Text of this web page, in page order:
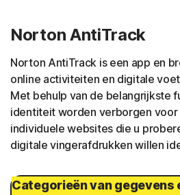
Norton AntiTrack
Norton AntiTrack is een app en
online activiteiten en digitale
Met behulp van de belangrijkste
identiteit worden verborgen voor
individuele websites die u
digitale vingerafdrukken willen
Categorieën van gegevens